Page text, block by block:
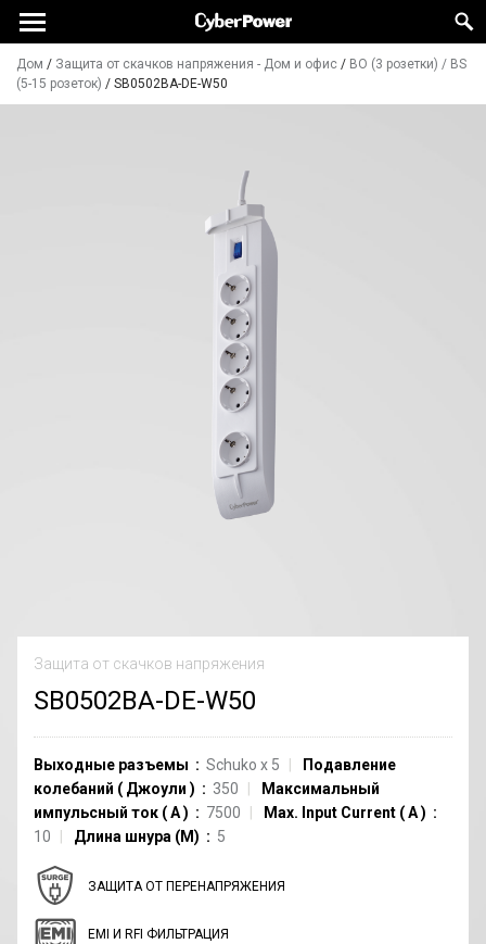
Дом / Защита от скачков напряжения - Дом и офис / BO (3 розетки) / BS
(5-15 розеток) / SB0502BA-DE-W50
Защита от скачков напряжения
SB0502BA-DE-W50
Выходные разъемы Schuko x 5
Подавление
колебаний ( Джоули ) 350
Максимальный
импульсный ток (A) 7500 Max. Input Current (A)
10
Длина шнура (M) 5
ЗАЩИТА ОТ ПЕРЕНАПРЯЖЕНИЯ
EMI И RFI ФИЛЬТРАЦИЯ